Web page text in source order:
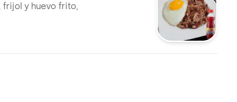
frijol y huevo frito,